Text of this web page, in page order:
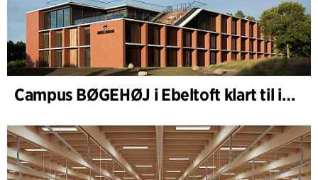
Campus BØGEHØJ i Ebeltoft klart til innvielse: Unik trebygning ferdigstilt